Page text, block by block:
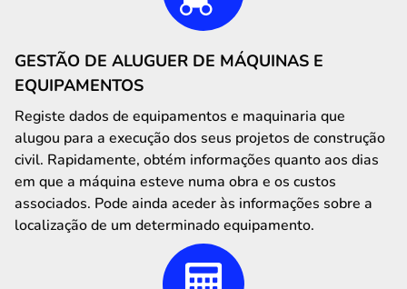
GESTÃO DE ALUGUER DE MÁQUINAS E
EQUIPAMENTOS
Registe dados de equipamentos e maquinaria que
alugou para a execução dos seus projetos de construção
civil. Rapidamente, obtém informações quanto aos dias
em que a máquina esteve numa obra e os custos
associados. Pode ainda aceder às informações sobre a
localização de um determinado equipamento.